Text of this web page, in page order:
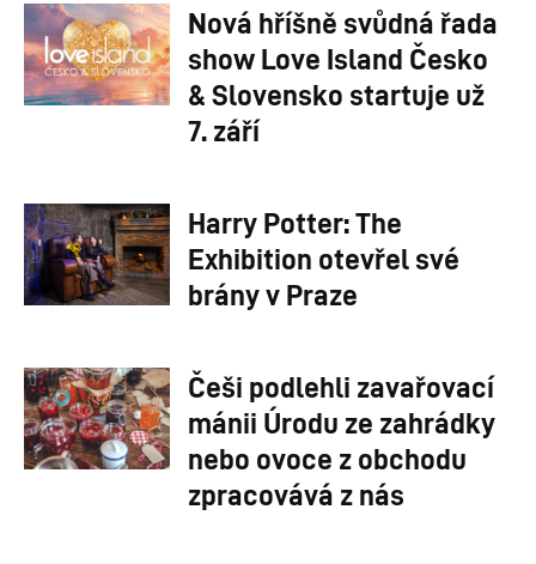
Nová hříšně svůdná řada
show Love Island Česko
& Slovensko startuje už
7. září
Harry Potter: The
Exhibition otevřel své
brány v Praze
Češi podlehli zavařovací
mánii Úrodu ze zahrádky
nebo ovoce z obchodu
zpracovává z nás